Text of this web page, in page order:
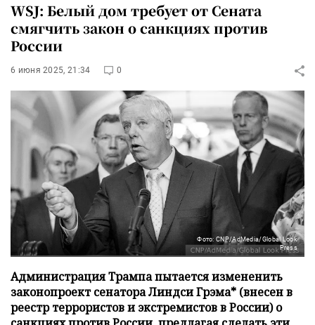
WSJ: Белый дом требует от Сената
смягчить закон о санкциях против
России
6 июня 2025, 21:34 0
Фото: CNP/AdMedia/Global Look
Press
Администрация Трампа пытается измененить
законопроект сенатора Линдси Грэма* (внесен в
реестр террористов и экстремистов в России) о